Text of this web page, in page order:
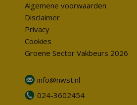
Algemene voorwaarden
Disclaimer
Privacy
Cookies
Groene Sector Vakbeurs 2026
info@nwst.nl
024-3602454